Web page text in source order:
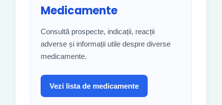
Medicamente
Consultă prospecte, indicații, reacții
adverse și informații utile despre diverse
medicamente.
Vezi lista de medicamente